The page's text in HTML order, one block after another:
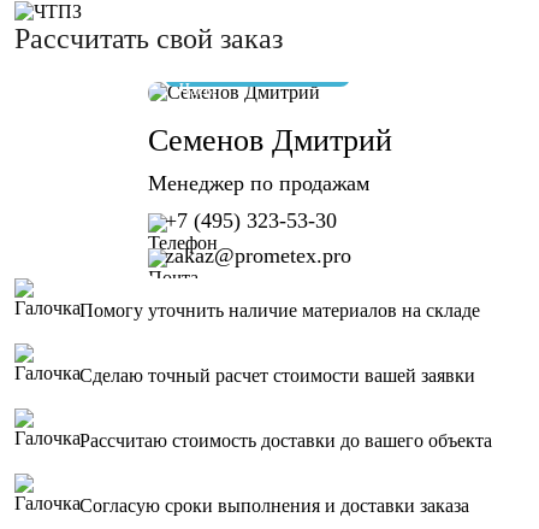
Рассчитать свой заказ
Семенов Дмитрий
Менеджер по продажам
+7 (495) 323-53-30
zakaz@prometex.pro
Помогу уточнить наличие материалов на складе
Сделаю точный расчет стоимости вашей заявки
Рассчитаю стоимость доставки до вашего объекта
Согласую сроки выполнения и доставки заказа